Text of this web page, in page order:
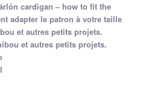
cardigan – how to fit the
adapter le patron à votre taille
et autres petits projets.
et autres petits projets.